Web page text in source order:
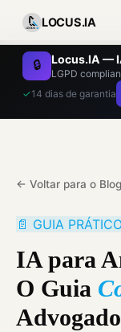
LOCUS.IA
🔒 Locus.IA —
LGPD
✓14 dias de garantia
← Voltar para o Blog
📄 GUIA
IA para
O Guia